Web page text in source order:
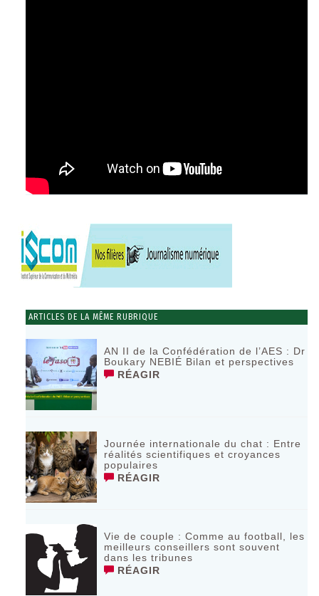
ARTICLES DE LA MÊME RUBRIQUE
AN II de la Confédération de l’AES : Dr
Boukary NEBIÉ Bilan et perspectives
RÉAGIR
Journée internationale du chat : Entre
réalités scientifiques et croyances
populaires
RÉAGIR
Vie de couple : Comme au football, les
meilleurs conseillers sont souvent
dans les tribunes
RÉAGIR